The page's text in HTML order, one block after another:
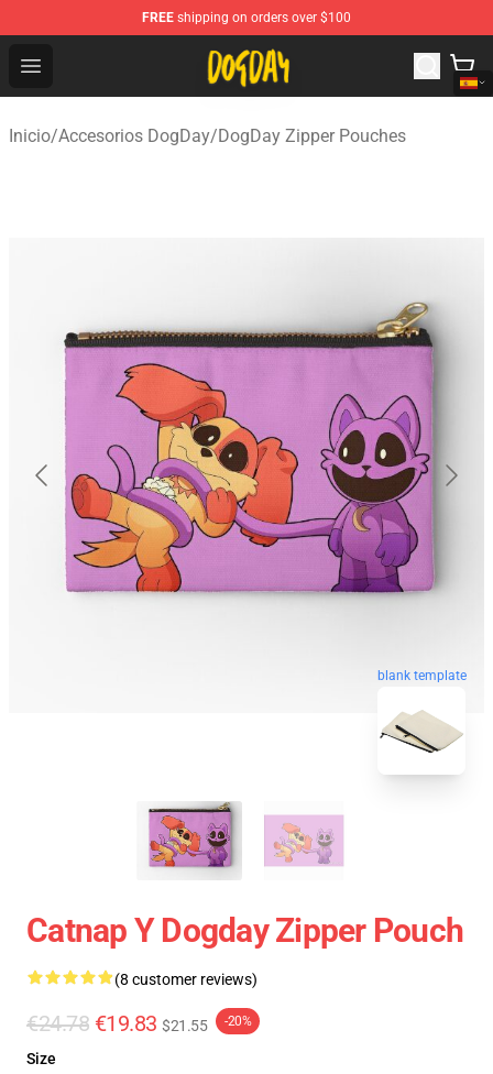
FREE shipping on orders over $100
Open menu
DogDay Store - Official DogDay Merchandise Shop
Inicio/Accesorios DogDay/DogDay Zipper Pouches
blank template
Catnap Y Dogday Zipper Pouch
(8 customer reviews)
€24.78 €19.83 $21.55 -20%
Size